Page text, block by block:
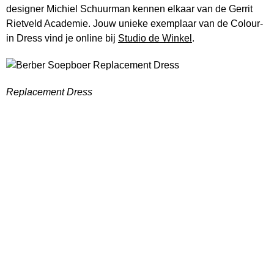
designer Michiel Schuurman kennen elkaar van de Gerrit
Rietveld Academie. Jouw unieke exemplaar van de Colour-
in Dress vind je online bij Studio de Winkel .
Replacement Dress